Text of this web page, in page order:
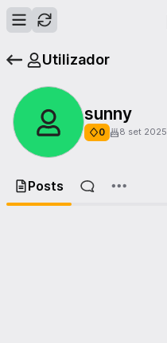
Utilizador
sunny
0 8 set 2025
Posts